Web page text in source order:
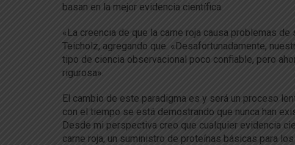
basan en la mejor evidencia científica.
«La creencia de que la carne roja causa problemas
Teicholz, agregando que. «Desafortunadamente,
tipo de ciencia observacional poco confiable, pero
rigurosa».
El cambio de este paradigma es y será un proceso
con el tiempo se está demostrando que nunca han
Desde mi perspectiva creo que cualquier evidencia
carne roja, un suministro de proteínas básicas para